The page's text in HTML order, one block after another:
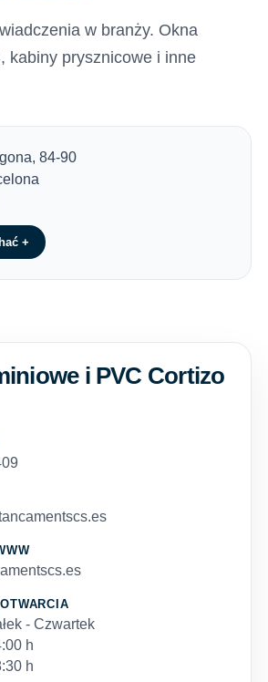
w branży. Okna
kabiny prysznicowe i inne
84-90
+
i PVC Cortizo
- Czwartek
h
h